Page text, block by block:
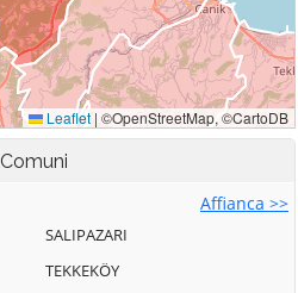
Comuni
Affianca >>
SALIPAZARI
TEKKEKÖY